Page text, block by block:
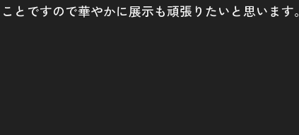
ですので華やかに展示も頑張りたいと思います。